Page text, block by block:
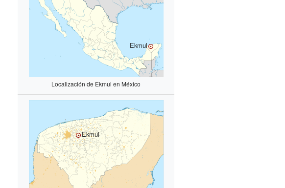
Ekmul
Localización de Ekmul en México
Ekmul